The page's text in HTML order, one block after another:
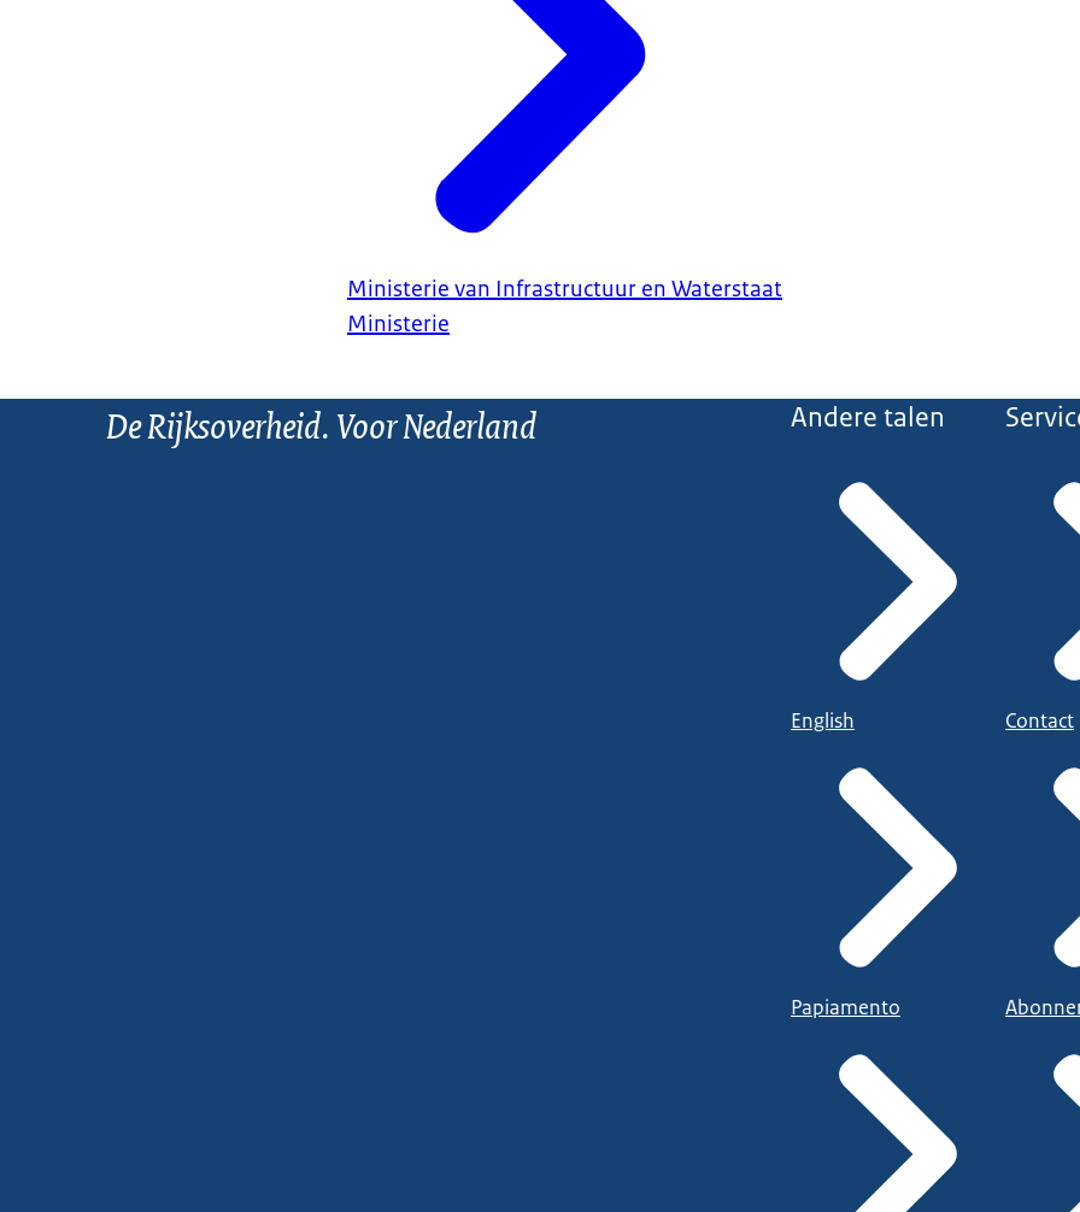
Ministerie van Infrastructuur en Waterstaat
Ministerie
De Rijksoverheid. Voor Nederland Andere talen
English
Papiamento
Contact